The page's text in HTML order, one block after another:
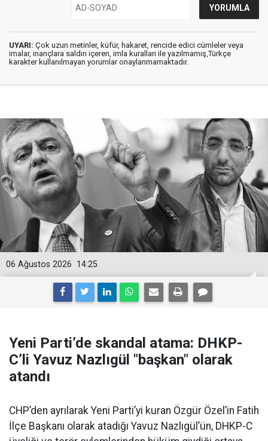
UYARI: Çok uzun metinler, küfür, hakaret, rencide edici cümleler veya
imalar, inançlara saldırı içeren, imla kuralları ile yazılmamış,Türkçe
karakter kullanılmayan yorumlar onaylanmamaktadır.
14:25
06 Ağustos 2026
Yeni Parti’de skandal atama: DHKP-
C’li Yavuz Nazlıgül "başkan" olarak
atandı
CHP’den ayrılarak Yeni Parti’yi kuran Özgür Özel’in Fatih
İlçe Başkanı olarak atadığı Yavuz Nazlıgül’ün, DHKP-C